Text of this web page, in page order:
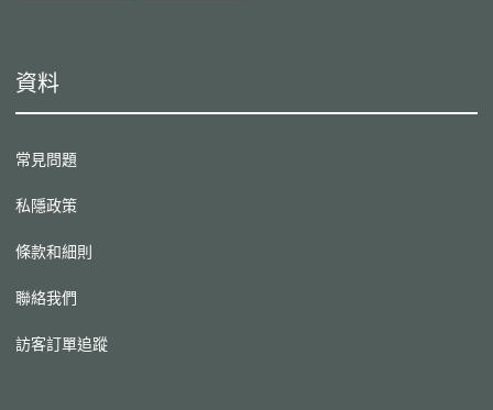
資料
常見問題
私隱政策
條款和細則
聯絡我們
訪客訂單追蹤